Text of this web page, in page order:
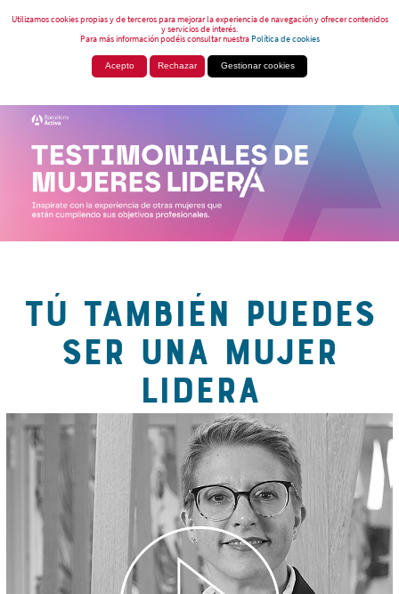
Utilizamos cookies propias y de terceros para mejorar la experiencia de navegación y ofrecer contenidos
y servicios de interés.
Para más información podéis consultar nuestraPolítica de cookies
Acepto Rechazar Gestionar cookies
TÚ TAMBIÉN PUEDES
SER UNA MUJER
LIDERA